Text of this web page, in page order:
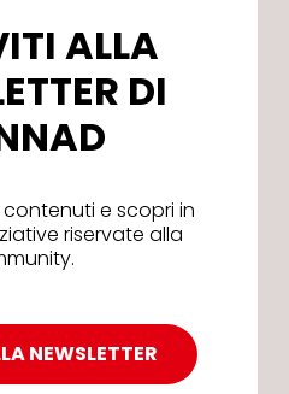
ALLA
DI
e scopri in
riservate alla
NEWSLETTER